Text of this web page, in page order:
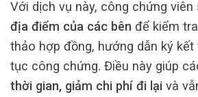
Với dịch vụ này, công chứng viên
địa điểm của các bên để kiểm
thảo hợp đồng, hướng dẫn ký
tục công chứng. Điều này giúp
thời gian, giảm chi phí đi lại và